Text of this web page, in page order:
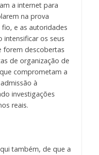
a internet para
na prova
e as autoridades
intensificar os seus
forem descobertas
de organização de
comprometam a
à
investigações
reais.
também, de que a